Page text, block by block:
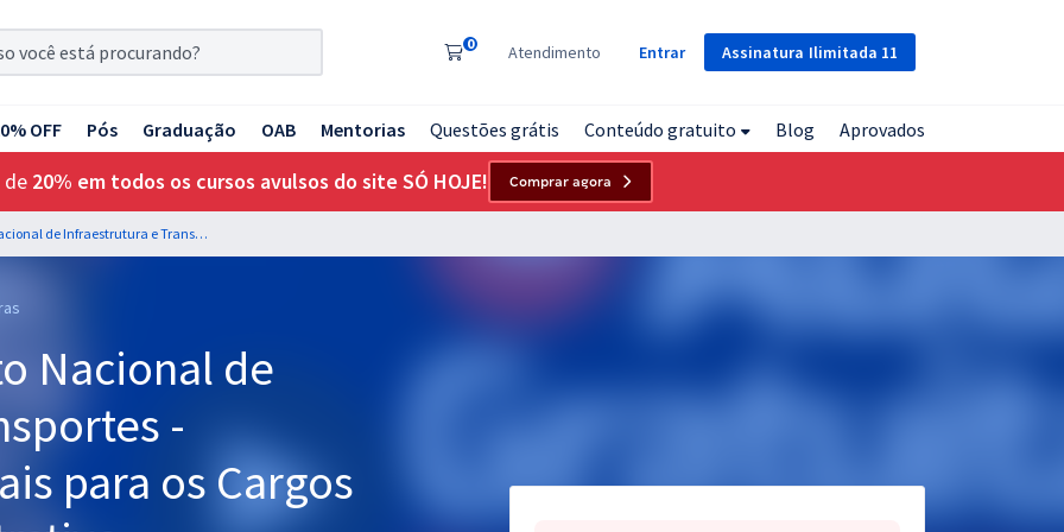
Assinatura Ilimitada 11
0 Atendimento Entrar
OFF Pós Graduação OAB Mentorias Questões grátis Conteúdo gratuito Blog Aprovados
de 20% em todos os cursos avulsos do site SÓ HOJE! Comprar agora
DNIT - Departamento Nacional de Infraestrutura e Transportes - Conhecimentos Gerais para os Cargos de Analista Administrativo
Nacional de
-
para os Cargos